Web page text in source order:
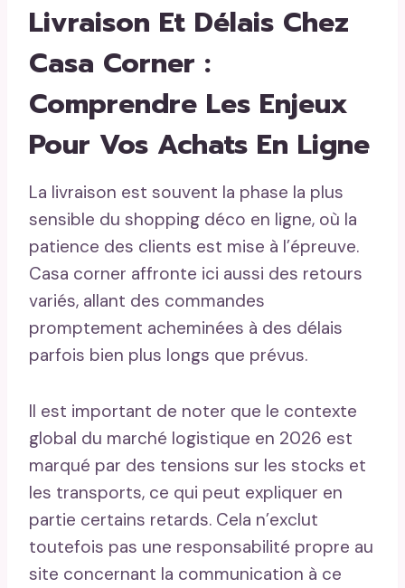
Livraison Et Délais Chez
Casa Corner :
Comprendre Les Enjeux
Pour Vos Achats En Ligne
La livraison est souvent la phase la plus
sensible du shopping déco en ligne, où la
patience des clients est mise à l’épreuve.
Casa corner affronte ici aussi des retours
variés, allant des commandes
promptement acheminées à des délais
parfois bien plus longs que prévus.
Il est important de noter que le contexte
global du marché logistique en 2026 est
marqué par des tensions sur les stocks et
les transports, ce qui peut expliquer en
partie certains retards. Cela n’exclut
toutefois pas une responsabilité propre au
site concernant la communication à ce